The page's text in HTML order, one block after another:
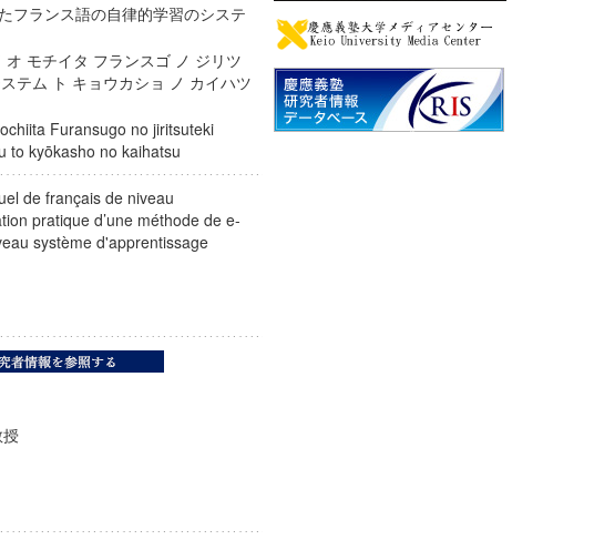
フランス語の自律的学習のシステ
モチイタ フランスゴ ノ ジリツ
テム ト キョウカショ ノ カイハツ
Furansugo no jiritsuteki
to kyōkasho no kaihatsu
de français de niveau
pratique d’une méthode de e-
système d'apprentissage
授